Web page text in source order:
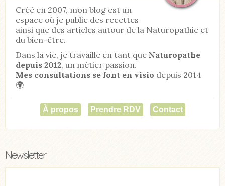
Créé en 2007, mon blog est un
espace où je publie des recettes
ainsi que des articles autour de la Naturopathie et
du bien-être.
Dans la vie, je travaille en tant que Naturopathe
depuis 2012, un métier passion.
Mes consultations se font en visio depuis 2014
🌍
À propos Prendre RDV Contact
Newsletter